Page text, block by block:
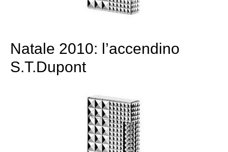
Natale 2010: l’accendino
S.T.Dupont